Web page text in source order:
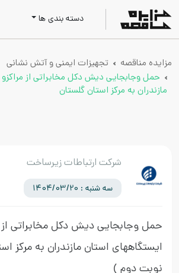
دسته بندی ها
مزایده مناقصه
تجهیزات ایمنی و آتش نشانی
حمل وجابجایی دیش دکل مخابراتی از
مازندران به مرکز استان گلستان
شرکت ارتباطات زیرساخت
سه شنبه : 1404/03/20
حمل وجابجایی دیش دکل مخابراتی از
ایستگاههای استان مازندران به مرکز
نوبت دوم )